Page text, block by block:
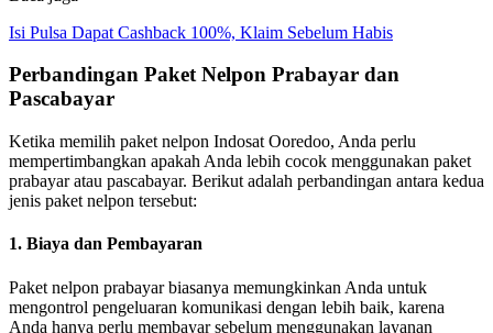
Isi Pulsa Dapat Cashback 100%, Klaim Sebelum Habis
Perbandingan Paket Nelpon Prabayar dan
Pascabayar
Ketika memilih paket nelpon Indosat Ooredoo, Anda perlu
mempertimbangkan apakah Anda lebih cocok menggunakan paket
prabayar atau pascabayar. Berikut adalah perbandingan antara kedua
jenis paket nelpon tersebut:
1. Biaya dan Pembayaran
Paket nelpon prabayar biasanya memungkinkan Anda untuk
mengontrol pengeluaran komunikasi dengan lebih baik, karena
Anda hanya perlu membayar sebelum menggunakan layanan